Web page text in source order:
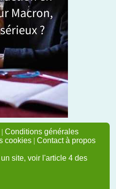
| Conditions générales
cookies | Contact à propos
site, voir l'article 4 des